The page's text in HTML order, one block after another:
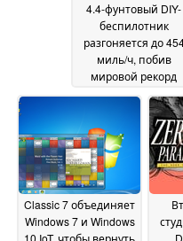
4.4-фунтовый DIY-
беспилотник
разгоняется до
миль/ч, побив
мировой рекорд
скорости24 May 2026
Classic 7 объединяет
Windows 7 и Windows